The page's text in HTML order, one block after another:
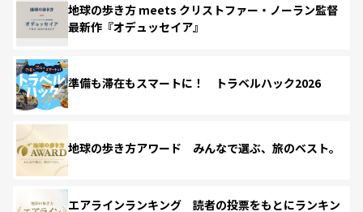
地球の歩き方 meets クリストファー・ノーラン監督
最新作『オデュッセイア』
準備も滞在もスマートに！ トラベルハック2026
地球の歩き方アワード みんなで選ぶ、旅のベスト。
エアラインランキング 読者の投票をもとにランキン